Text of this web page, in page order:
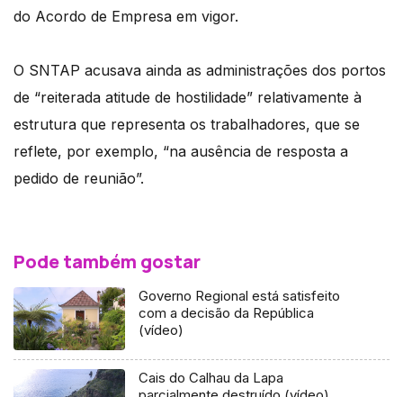
do Acordo de Empresa em vigor.
O SNTAP acusava ainda as administrações dos portos
de “reiterada atitude de hostilidade” relativamente à
estrutura que representa os trabalhadores, que se
reflete, por exemplo, “na ausência de resposta a
pedido de reunião”.
Pode também gostar
Governo Regional está satisfeito
com a decisão da República
(vídeo)
Cais do Calhau da Lapa